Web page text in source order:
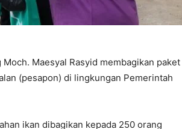
Maesyal Rasyid membagikan paket
(pesapon) di lingkungan Pemerintah
ikan dibagikan kepada 250 orang